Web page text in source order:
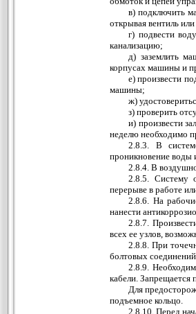
в) подключить
открывая вентиль
г) подвести
канализацию;
д) заземлить
корпусах машины и
е) произвести
машины;
ж)
з) проверить
и) произвести
неделю необходимо
2.8.3. В
проникновение воды
2.8.4. В
2.8.5. Систему
перерыве в работе
2.8.6. На
нанести
2.8.7.
всех ее узлов,
2.8.8. При
болтовых
2.8.9.
кабели. Запрещается
Для
подъемное кольцо.
2.8.10. Перед